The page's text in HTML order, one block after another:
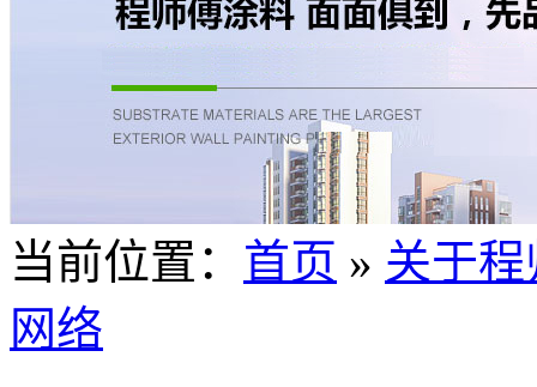
当前位置： 首页 » 关于
网络